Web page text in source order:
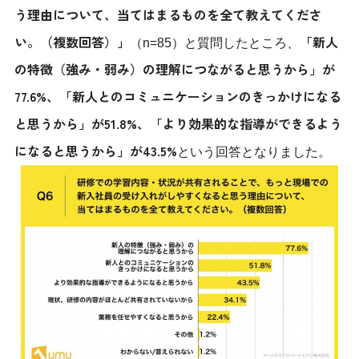
う理由について、当てはまるものを全て教えてくださ
い。（複数回答）」
（n=85）と質問したところ、
「新人
の特徴（強み・弱み）の理解につながると思うから」が
77.6%、「新人とのコミュニケーションのきっかけになる
と思うから」が51.8%、「より効果的な指導ができるよう
になると思うから」が43.5%という回答となりました。